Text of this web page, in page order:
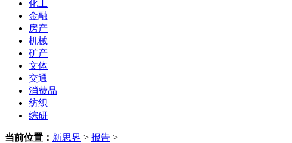
化工
金融
房产
机械
矿产
文体
交通
消费品
纺织
综研
当前位置： 新思界 > 报告 >